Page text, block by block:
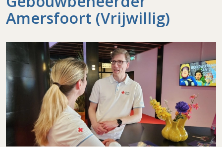
Amersfoort (Vrijwillig)